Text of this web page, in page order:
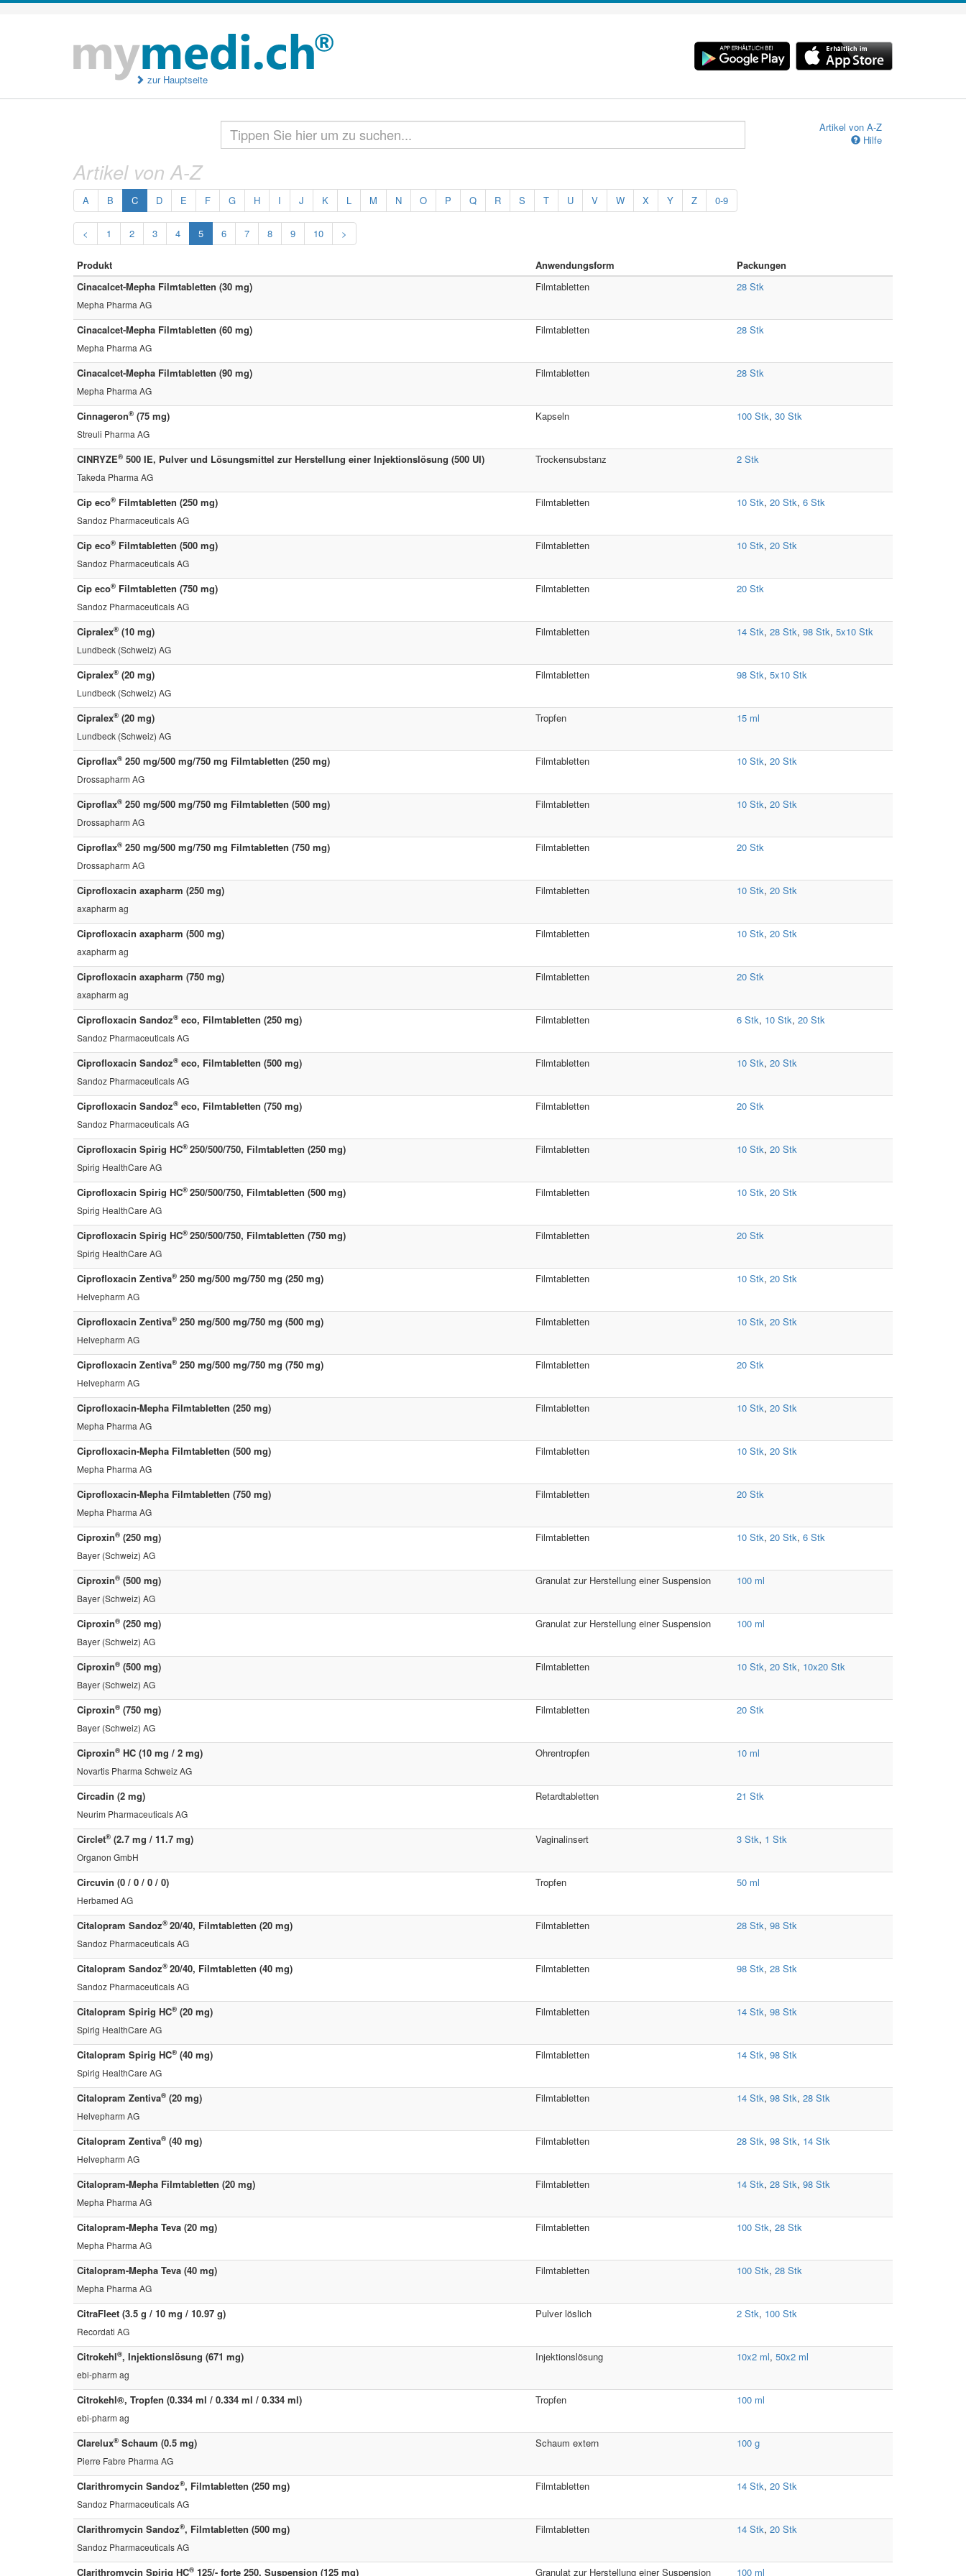
zur Hauptseite
Artikel von A-Z
Hilfe
Artikel von A-Z
A B C D E F G H I J K L M N O P Q R S T U V W X Y Z 0-9
< 1 2 3 4 5 6 7 8 9 10 >
Produkt Anwendungsform
Packungen
Cinacalcet-Mepha Filmtabletten (30 mg)
Mepha Pharma AG
Filmtabletten 28 Stk
Cinacalcet-Mepha Filmtabletten (60 mg)
Mepha Pharma AG
Filmtabletten 28 Stk
Cinacalcet-Mepha Filmtabletten (90 mg)
Mepha Pharma AG
Filmtabletten 28 Stk
Cinnageron® (75 mg)
Streuli Pharma AG
Kapseln 100 Stk, 30 Stk
CINRYZE® 500 IE, Pulver und Lösungsmittel zur Herstellung einer Injektionslösung (500 UI)
Takeda Pharma AG
Trockensubstanz 2 Stk
Cip eco® Filmtabletten (250 mg)
Sandoz Pharmaceuticals AG
Filmtabletten 10 Stk, 20 Stk, 6 Stk
Cip eco® Filmtabletten (500 mg)
Sandoz Pharmaceuticals AG
Filmtabletten 10 Stk, 20 Stk
Cip eco® Filmtabletten (750 mg)
Sandoz Pharmaceuticals AG
Filmtabletten 20 Stk
Cipralex® (10 mg)
Lundbeck (Schweiz) AG
Filmtabletten 14 Stk, 28 Stk, 98 Stk, 5x10 Stk
Cipralex® (20 mg)
Lundbeck (Schweiz) AG
Filmtabletten 98 Stk, 5x10 Stk
Cipralex® (20 mg)
Lundbeck (Schweiz) AG
Tropfen 15 ml
Ciproflax® 250 mg/500 mg/750 mg Filmtabletten (250 mg)
Drossapharm AG
Filmtabletten 10 Stk, 20 Stk
Ciproflax® 250 mg/500 mg/750 mg Filmtabletten (500 mg)
Drossapharm AG
Filmtabletten 10 Stk, 20 Stk
Ciproflax® 250 mg/500 mg/750 mg Filmtabletten (750 mg)
Drossapharm AG
Filmtabletten 20 Stk
Ciprofloxacin axapharm (250 mg)
axapharm ag
Filmtabletten 10 Stk, 20 Stk
Ciprofloxacin axapharm (500 mg)
axapharm ag
Filmtabletten 10 Stk, 20 Stk
Ciprofloxacin axapharm (750 mg)
axapharm ag
Filmtabletten 20 Stk
Ciprofloxacin Sandoz® eco, Filmtabletten (250 mg)
Sandoz Pharmaceuticals AG
Filmtabletten 6 Stk, 10 Stk, 20 Stk
Ciprofloxacin Sandoz® eco, Filmtabletten (500 mg)
Sandoz Pharmaceuticals AG
Filmtabletten 10 Stk, 20 Stk
Ciprofloxacin Sandoz® eco, Filmtabletten (750 mg)
Sandoz Pharmaceuticals AG
Filmtabletten 20 Stk
Ciprofloxacin Spirig HC® 250/500/750, Filmtabletten (250 mg)
Spirig HealthCare AG
Filmtabletten 10 Stk, 20 Stk
Ciprofloxacin Spirig HC® 250/500/750, Filmtabletten (500 mg)
Spirig HealthCare AG
Filmtabletten 10 Stk, 20 Stk
Ciprofloxacin Spirig HC® 250/500/750, Filmtabletten (750 mg)
Spirig HealthCare AG
Filmtabletten 20 Stk
Ciprofloxacin Zentiva® 250 mg/500 mg/750 mg (250 mg)
Helvepharm AG
Filmtabletten 10 Stk, 20 Stk
Ciprofloxacin Zentiva® 250 mg/500 mg/750 mg (500 mg)
Helvepharm AG
Filmtabletten 10 Stk, 20 Stk
Ciprofloxacin Zentiva® 250 mg/500 mg/750 mg (750 mg)
Helvepharm AG
Filmtabletten 20 Stk
Ciprofloxacin-Mepha Filmtabletten (250 mg)
Mepha Pharma AG
Filmtabletten 10 Stk, 20 Stk
Ciprofloxacin-Mepha Filmtabletten (500 mg)
Mepha Pharma AG
Filmtabletten 10 Stk, 20 Stk
Ciprofloxacin-Mepha Filmtabletten (750 mg)
Mepha Pharma AG
Filmtabletten 20 Stk
Ciproxin® (250 mg)
Bayer (Schweiz) AG
Filmtabletten 10 Stk, 20 Stk, 6 Stk
Ciproxin® (500 mg)
Bayer (Schweiz) AG
Granulat zur Herstellung einer Suspension 100 ml
Ciproxin® (250 mg)
Bayer (Schweiz) AG
Granulat zur Herstellung einer Suspension 100 ml
Ciproxin® (500 mg)
Bayer (Schweiz) AG
Filmtabletten 10 Stk, 20 Stk, 10x20 Stk
Ciproxin® (750 mg)
Bayer (Schweiz) AG
Filmtabletten 20 Stk
Ciproxin® HC (10 mg / 2 mg)
Novartis Pharma Schweiz AG
Ohrentropfen 10 ml
Circadin (2 mg)
Neurim Pharmaceuticals AG
Retardtabletten 21 Stk
Circlet® (2.7 mg / 11.7 mg)
Organon GmbH
Vaginalinsert 3 Stk, 1 Stk
Circuvin (0 / 0 / 0 / 0)
Herbamed AG
Tropfen 50 ml
Citalopram Sandoz® 20/40, Filmtabletten (20 mg)
Sandoz Pharmaceuticals AG
Filmtabletten 28 Stk, 98 Stk
Citalopram Sandoz® 20/40, Filmtabletten (40 mg)
Sandoz Pharmaceuticals AG
Filmtabletten 98 Stk, 28 Stk
Citalopram Spirig HC® (20 mg)
Spirig HealthCare AG
Filmtabletten 14 Stk, 98 Stk
Citalopram Spirig HC® (40 mg)
Spirig HealthCare AG
Filmtabletten 14 Stk, 98 Stk
Citalopram Zentiva® (20 mg)
Helvepharm AG
Filmtabletten 14 Stk, 98 Stk, 28 Stk
Citalopram Zentiva® (40 mg)
Helvepharm AG
Filmtabletten 28 Stk, 98 Stk, 14 Stk
Citalopram-Mepha Filmtabletten (20 mg)
Mepha Pharma AG
Filmtabletten 14 Stk, 28 Stk, 98 Stk
Citalopram-Mepha Teva (20 mg)
Mepha Pharma AG
Filmtabletten 100 Stk, 28 Stk
Citalopram-Mepha Teva (40 mg)
Mepha Pharma AG
Filmtabletten 100 Stk, 28 Stk
CitraFleet (3.5 g / 10 mg / 10.97 g)
Recordati AG
Pulver löslich 2 Stk, 100 Stk
Citrokehl®, Injektionslösung (671 mg)
ebi-pharm ag
Injektionslösung 10x2 ml, 50x2 ml
Citrokehl®, Tropfen (0.334 ml / 0.334 ml / 0.334 ml)
ebi-pharm ag
Tropfen 100 ml
Clarelux® Schaum (0.5 mg)
Pierre Fabre Pharma AG
Schaum extern 100 g
Clarithromycin Sandoz®, Filmtabletten (250 mg)
Sandoz Pharmaceuticals AG
Filmtabletten 14 Stk, 20 Stk
Clarithromycin Sandoz®, Filmtabletten (500 mg)
Sandoz Pharmaceuticals AG
Filmtabletten 14 Stk, 20 Stk
Clarithromycin Spirig HC® 125/- forte 250, Suspension (125 mg) Granulat zur Herstellung einer Suspension 100 ml